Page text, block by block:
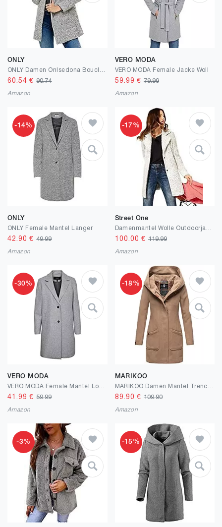
ONLY
60.54 €90.74
Amazon
VERO MODA
VERO MODA Female Jacke Woll
59.99 € 79.99
Amazon
-14%
ONLY
ONLY Female Mantel Langer
42.90 €49.99
Amazon
-17%
Street One
100.00 € 119.99
Amazon
-30%
VERO MODA
41.99 €59.99
Amazon
-18%
MARIKOO
89.90 € 109.90
Amazon
-3% -15%